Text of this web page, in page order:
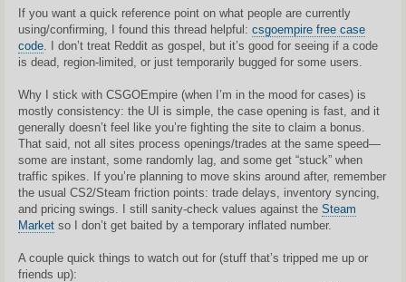
If you want a quick reference point on what people are currently
using/confirming, I found this thread helpful: csgoempire free case
code . I don’t treat Reddit as gospel, but it’s good for seeing if a code
is dead, region-limited, or just temporarily bugged for some users.
Why I stick with CSGOEmpire (when I’m in the mood for cases) is
mostly consistency: the UI is simple, the case opening is fast, and it
generally doesn’t feel like you’re fighting the site to claim a bonus.
That said, not all sites process openings/trades at the same speed—
some are instant, some randomly lag, and some get “stuck” when
traffic spikes. If you’re planning to move skins around after, remember
the usual CS2/Steam friction points: trade delays, inventory syncing,
and pricing swings. I still sanity-check values against the Steam
Market so I don’t get baited by a temporary inflated number.
A couple quick things to watch out for (stuff that’s tripped me up or
friends up):